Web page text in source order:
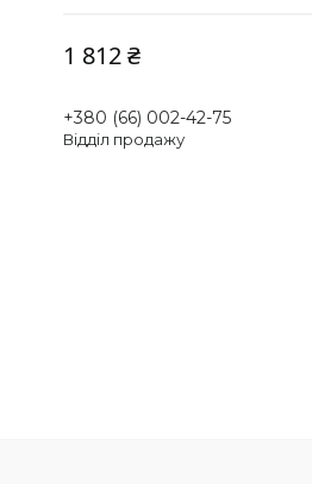
1 812 ₴
+380 (66) 002-42-75
Відділ продажу